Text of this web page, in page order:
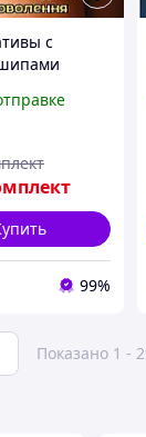
с
+
оргазм
99%
Показано 1 -